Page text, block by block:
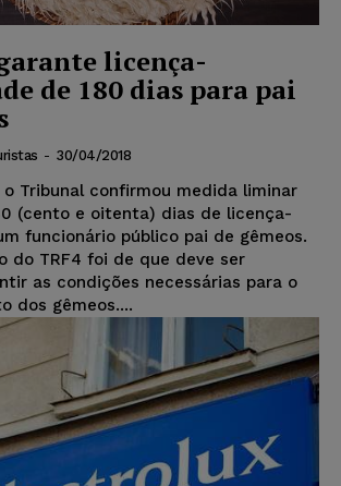
licença-
de 180 dias para pai
- 30/04/2018
Tribunal confirmou medida liminar
(cento e oitenta) dias de licença-
funcionário público pai de gêmeos.
do TRF4 foi de que deve ser
as condições necessárias para o
dos gêmeos....